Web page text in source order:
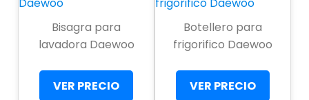
Bisagra para
lavadora Daewoo
VER PRECIO
Botellero para
frigorifico Daewoo
VER PRECIO